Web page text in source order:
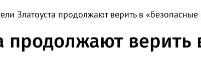
Златоуста продолжают верить в «безопасные
продолжают верить